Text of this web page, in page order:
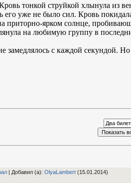
тонкой струйкой хлынула из
его уже не было сил. Кровь
приторно-ярком солнце,
на любимую группу в
замедлялось с каждой секундой.
| Добавил (а): OlyaLambert (15.01.2014)